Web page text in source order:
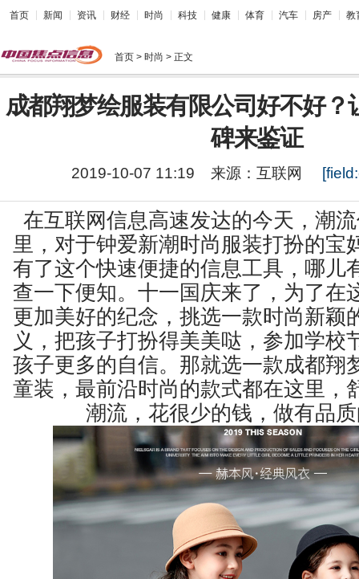
首页 新闻 资讯 财经 时尚 科技 健康 体育 汽车 房产 教
首页 > 时尚 > 正文
成都翔梦绘服装有限公司好不好？
碑来鉴证
2019-10-07 11:19 来源： 互联网
在互联网信息高速发达的今天，潮
里，对于钟爱新潮时尚服装打扮的宝
有了这个快速便捷的信息工具，哪儿
查一下便知。十一国庆来了，为了在
更加美好的纪念，挑选一款时尚新颖
义，把孩子打扮得美美哒，参加学校
孩子更多的自信。那就选一款成都翔
童装，最前沿时尚的款式都在这里，
潮流，花很少的钱，做有品